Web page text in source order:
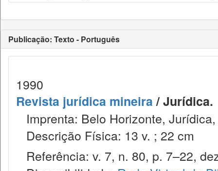
Publicação: Texto - Português
1990
Revista jurídica mineira/ Jurídica.
Imprenta: Belo Horizonte,
Descrição Física: 13 v. ; 22 cm
Referência: v. 7, n. 80, p. 7–22,